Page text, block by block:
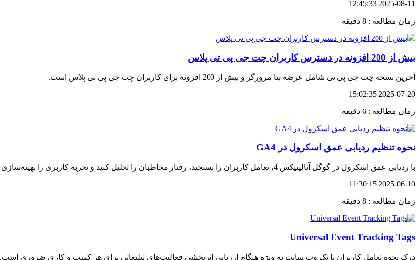
2025-08-11 12:45:33
زمان مطالعه : 8 دقیقه
بیش از 200 افزونه در دسترس کاربران چت جی پی تی پلاس
آخرین نسخه چت جی پی تی شامل عرضه بتا مرورگر و بیش از 200 افزونه برای کاربران چت جی پی تی پلاس است.
2025-07-20 15:02:35
زمان مطالعه : 6 دقیقه
نحوه تنظیم ردیابی عمق اسکرول در GA4
با ردیابی عمق اسکرول در گوگل آنالیتیکس 4، تعامل کاربران را بسنجید، رفتار مخاطبان را تحلیل کنید و تجربه کاربری را بهینه‌سازی نمایید
2025-06-10 11:30:15
زمان مطالعه : 8 دقیقه
Universal Event Tracking Tags
درک نحوه تعامل کاربران با یک وب سایت به ویژه هنگام ارزیابی اثربخشی فعالیت‌های تبلیغاتی برای هر کسب و کاری ضروری است.